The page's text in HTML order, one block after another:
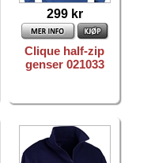
299 kr
Clique half-zip
genser 021033